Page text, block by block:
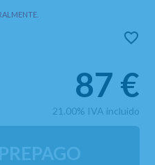
87 €
21.00% IVA incluido